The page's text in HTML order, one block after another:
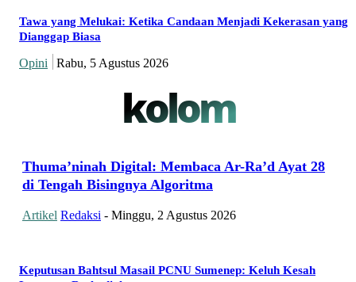
Tawa yang Melukai: Ketika Candaan Menjadi Kekerasan yang
Dianggap Biasa
Opini Rabu, 5 Agustus 2026
kolom
Thuma’ninah Digital: Membaca Ar-Ra’d Ayat 28
di Tengah Bisingnya Algoritma
Artikel Redaksi - Minggu, 2 Agustus 2026
Keputusan Bahtsul Masail PCNU Sumenep: Keluh Kesah